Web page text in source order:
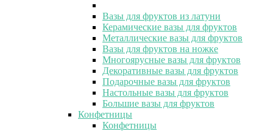
Вазы для фруктов из латуни
Керамические вазы для фруктов
Металлические вазы для фруктов
Вазы для фруктов на ножке
Многоярусные вазы для фруктов
Декоративные вазы для фруктов
Подарочные вазы для фруктов
Настольные вазы для фруктов
Большие вазы для фруктов
Конфетницы
Конфетницы